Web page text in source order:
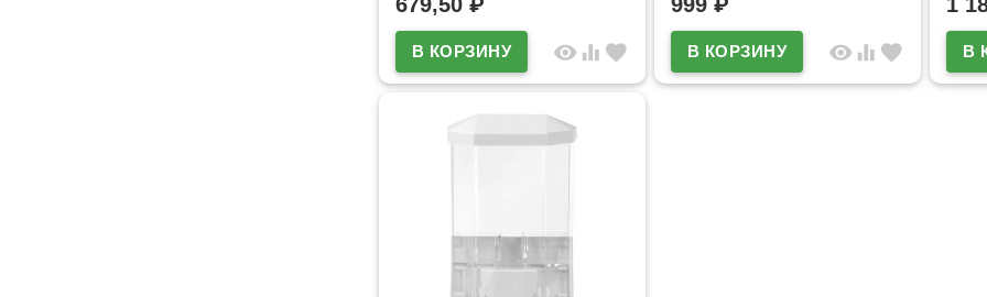
visibility equalizer favorite
visibility equalizer favorite